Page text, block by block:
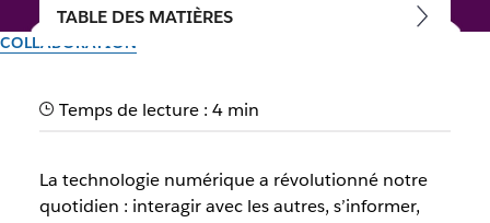
COLLABORATION
Transformation digitale : 4
numérique réussie
TABLE DES MATIÈRES
Temps de lecture : 4 min
La technologie numérique a révolutionné notre
quotidien : interagir avec les autres, s’informer,